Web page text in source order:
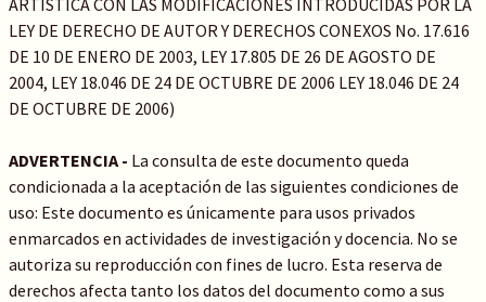
ARTISTICA CON LAS MODIFICACIONES INTRODUCIDAS POR LA
LEY DE DERECHO DE AUTOR Y DERECHOS CONEXOS No. 17.616
DE 10 DE ENERO DE 2003, LEY 17.805 DE 26 DE AGOSTO DE
2004, LEY 18.046 DE 24 DE OCTUBRE DE 2006 LEY 18.046 DE 24
DE OCTUBRE DE 2006)
ADVERTENCIA - La consulta de este documento queda
condicionada a la aceptación de las siguientes condiciones de
uso: Este documento es únicamente para usos privados
enmarcados en actividades de investigación y docencia. No se
autoriza su reproducción con fines de lucro. Esta reserva de
derechos afecta tanto los datos del documento como a sus